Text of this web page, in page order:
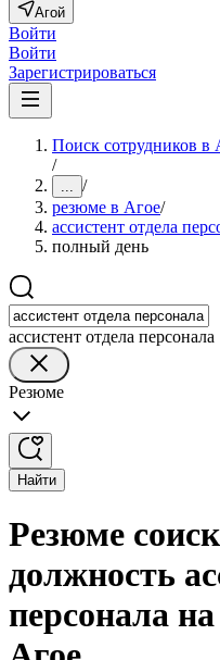
Агой
Войти
Войти
Зарегистрироваться
Поиск сотрудников в
/
... /
резюме в Агое/
ассистент отдела
полный день
ассистент отдела персонала
Резюме
Найти
Резюме
должность
персонала